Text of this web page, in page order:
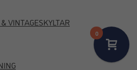
VINTAGESKYLTAR
0